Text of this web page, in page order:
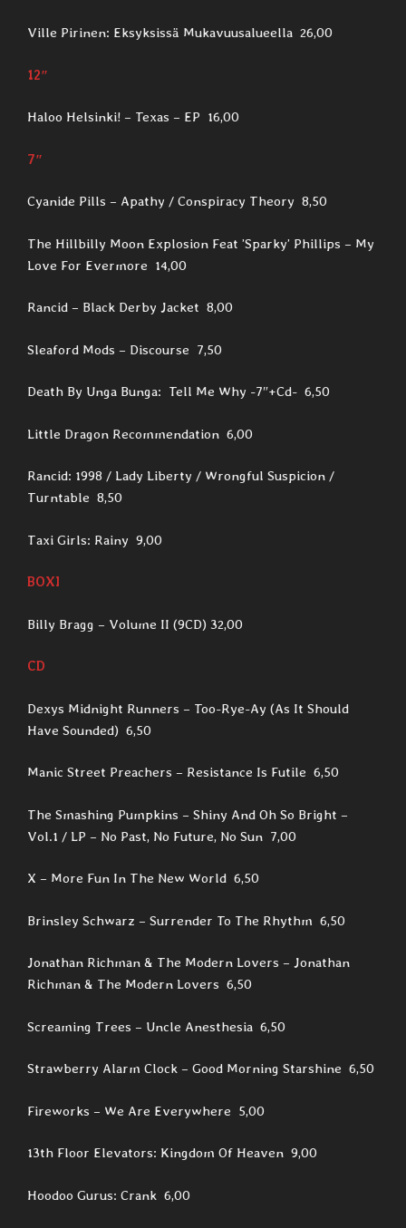
Ville Pirinen: Eksyksissä Mukavuusalueella 26,00
12″
Haloo Helsinki! – Texas – EP 16,00
7″
Cyanide Pills – Apathy / Conspiracy Theory 8,50
The Hillbilly Moon Explosion Feat ’Sparky’ Phillips – My
Love For Evermore 14,00
Rancid – Black Derby Jacket 8,00
Sleaford Mods – Discourse 7,50
Death By Unga Bunga: Tell Me Why -7″+Cd- 6,50
Little Dragon Recommendation 6,00
Rancid: 1998 / Lady Liberty / Wrongful Suspicion /
Turntable 8,50
Taxi Girls: Rainy 9,00
BOXI
Billy Bragg – Volume II (9CD) 32,00
CD
Dexys Midnight Runners – Too-Rye-Ay (As It Should
Have Sounded) 6,50
Manic Street Preachers – Resistance Is Futile 6,50
The Smashing Pumpkins – Shiny And Oh So Bright –
Vol.1 / LP – No Past, No Future, No Sun 7,00
X – More Fun In The New World 6,50
Brinsley Schwarz – Surrender To The Rhythm 6,50
Jonathan Richman & The Modern Lovers – Jonathan
Richman & The Modern Lovers 6,50
Screaming Trees – Uncle Anesthesia 6,50
Strawberry Alarm Clock – Good Morning Starshine 6,50
Fireworks – We Are Everywhere 5,00
13th Floor Elevators: Kingdom Of Heaven 9,00
Hoodoo Gurus: Crank 6,00